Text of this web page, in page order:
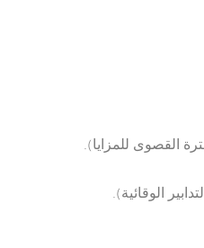
القصوى للمزايا).
الوقائية).